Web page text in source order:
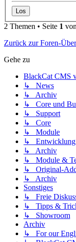
2 Themen • Seite 1
Zurück zur Foren-
Gehe zu
BlackCat CMS
↳ News
↳ Archiv
↳ Core und
↳ Support
↳ Core
↳ Module
↳ Entwicklung
↳ Archiv
↳ Module &
↳ Original-
↳ Archiv
Sonstiges
↳ Freie
↳ Tipps &
↳ Showroom
Archiv
↳ For our